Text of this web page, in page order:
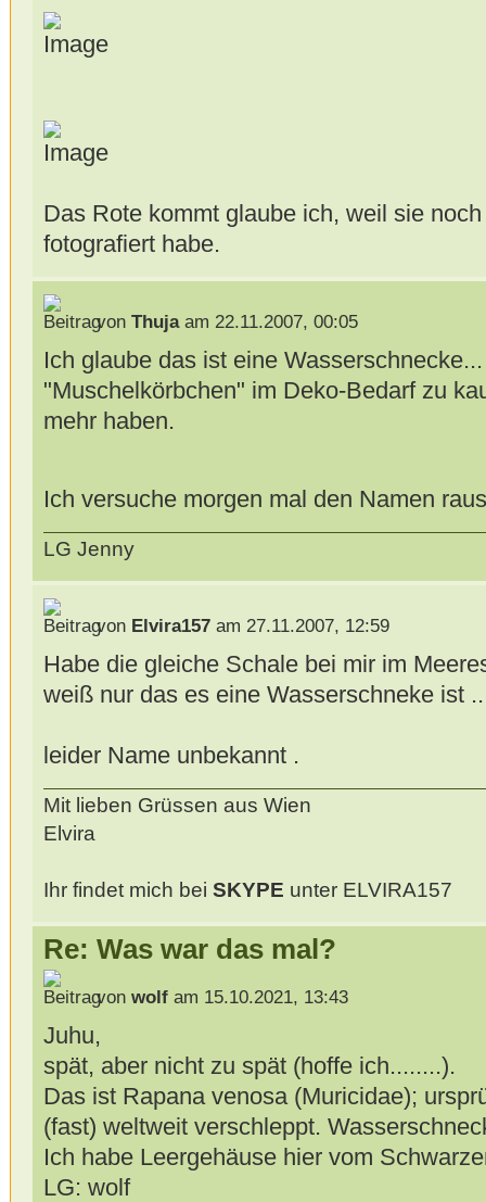
Das Rote kommt glaube ich, weil sie
fotografiert habe.
von Thujaam 22.11.2007, 00:05
Ich glaube das ist eine
"Muschelkörbchen" im Deko-Bedarf zu
mehr haben.
Ich versuche morgen mal den Namen
LG Jenny
von Elvira157am 27.11.2007, 12:59
Habe die gleiche Schale bei mir im
weiß nur das es eine Wasserschneke ist
leider Name unbekannt .
Mit lieben Grüssen aus Wien
Elvira
Ihr findet mich bei SKYPE unter ELVIRA157
Re: Was war das mal?
von wolfam 15.10.2021, 13:43
Juhu,
spät, aber nicht zu spät (hoffe ich........).
Das ist Rapana venosa (Muricidae);
(fast) weltweit verschleppt.
Ich habe Leergehäuse hier vom
LG: wolf